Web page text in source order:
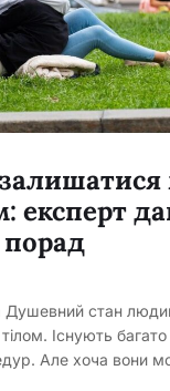
експерт
Душевний стан
Існують
Але хоча вони